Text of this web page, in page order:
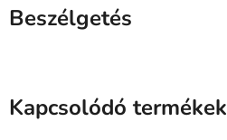
Beszélgetés
Kapcsolódó termékek